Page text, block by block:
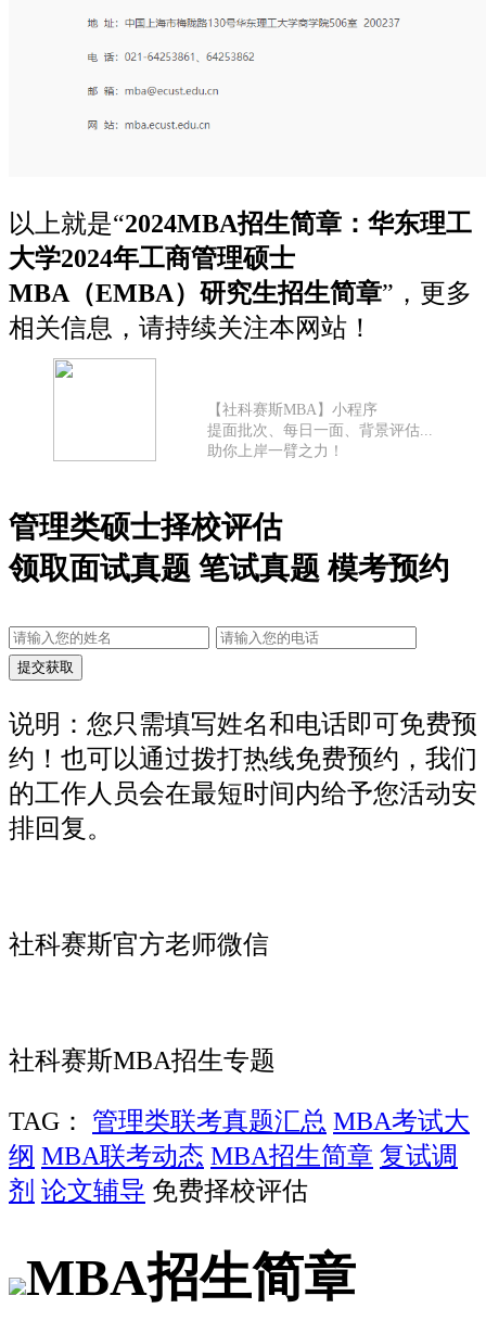
以上就是“2024MBA招生简章：华东理工
大学2024年工商管理硕士
MBA（EMBA）研究生招生简章”，更多
相关信息，请持续关注本网站！
【社科赛斯MBA】小程序
提面批次、每日一面、背景评估...
助你上岸一臂之力！
管理类硕士择校评估
领取面试真题 笔试真题 模考预约
说明：您只需填写姓名和电话即可免费预
约！也可以通过拨打热线免费预约，我们
的工作人员会在最短时间内给予您活动安
排回复。
社科赛斯官方老师微信
社科赛斯MBA招生专题
TAG： 管理类联考真题汇总 MBA考试大
纲 MBA联考动态 MBA招生简章 复试调
剂 论文辅导 免费择校评估
MBA招生简章